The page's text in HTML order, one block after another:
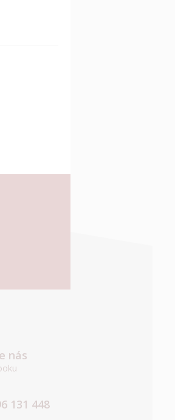
nás
131 448